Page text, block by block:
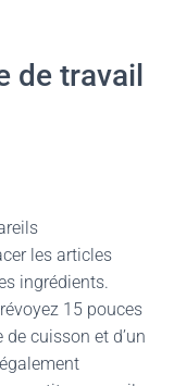
de travail
les articles
ingrédients.
15 pouces
cuisson et d’un